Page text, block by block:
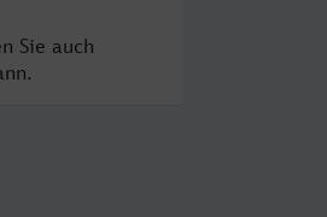
Sie auch